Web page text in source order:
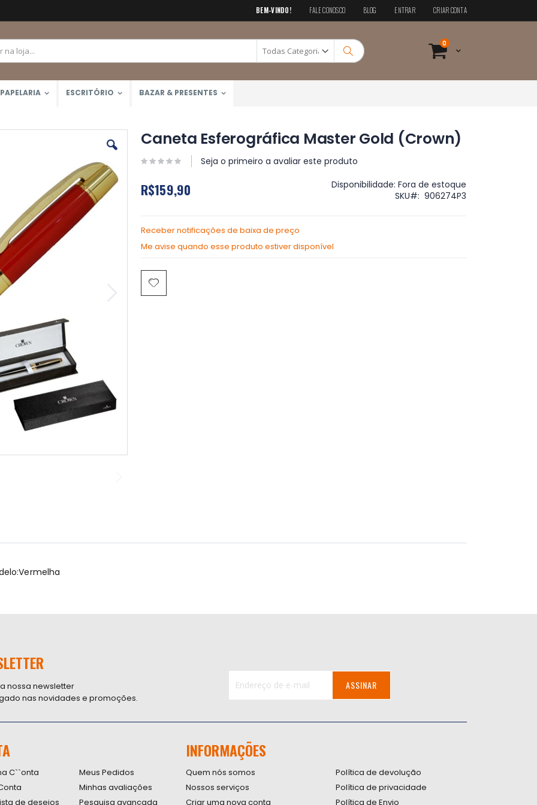
BEM-VINDO! FALE CONOSCO BLOG ENTRAR CRIAR CONTA
Cart
0 itens
Pesquisa
PAPELARIA ESCRITÓRIO BAZAR & PRESENTES
Caneta Esferográfica Master Gold (Crown)
Seja o primeiro a avaliar este produto
R$159,90 Disponibilidade: Fora de estoque
SKU
906274P3
Receber notificações de baixa de preço
Me avise quando esse produto estiver disponível
nossa newsletter
nas novidades e promoções.
nossa
Newsletter:
ASSINAR
C``onta
de desejos
Meus Pedidos
Minhas avaliações
Pesquisa avançada
INFORMAÇÕES
Quem nós somos
Nossos serviços
Criar uma nova conta
Política de devolução
Política de privacidade
Política de Envio